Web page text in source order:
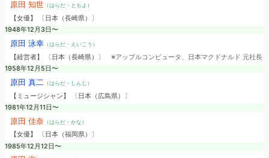
原田 知世（はらだ・ともよ）
【女優】 〔日本（長崎県）〕
1948年12月3日〜
原田 泳幸（はらだ・えいこう）
【経営者】 〔日本（長崎県）〕 ※アップルコンピュータ、日本マクドナルド 元社長
1958年12月5日〜
原田 真二 （はらだ・しんじ）
【ミュージシャン】 〔日本（広島県）〕
1981年12月11日〜
原田 佳奈（はらだ・かな）
【女優】 〔日本（福岡県）〕
1985年12月12日〜